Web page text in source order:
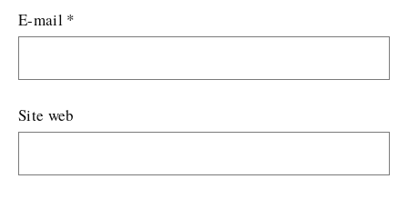
E-mail *
Site web